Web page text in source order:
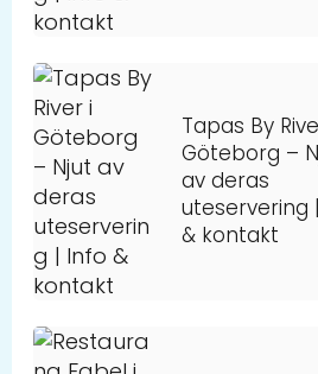
Tapas By
Göteborg –
av deras
uteservering
& kontakt